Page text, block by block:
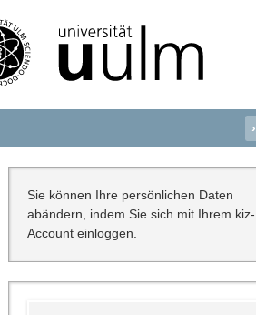
›
Sie können Ihre persönlichen Daten
abändern, indem Sie sich mit Ihrem kiz-
Account einloggen.